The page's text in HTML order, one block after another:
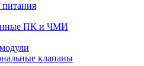
ПК и ЧМИ
клапаны